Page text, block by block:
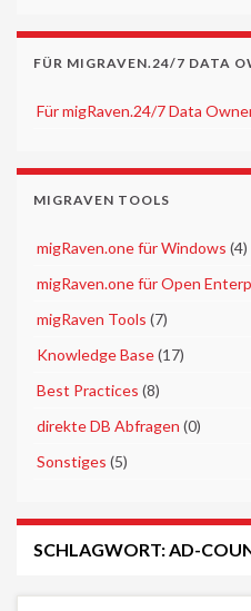
FÜR MIGRAVEN.24/7 DATA
Für migRaven.24/7 Data
MIGRAVEN TOOLS
migRaven.one für Windows (4)
migRaven.one für Open
migRaven Tools (7)
Knowledge Base(17)
Best Practices (8)
direkte DB Abfragen (0)
Sonstiges (5)
SCHLAGWORT:AD-